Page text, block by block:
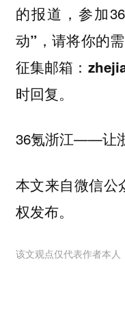
的报道 ，参加
动” ，请将你的
征集邮箱：
时回复。
36氪浙江——让
本文来自微信公
权发布。
该文观点仅代表作者本人